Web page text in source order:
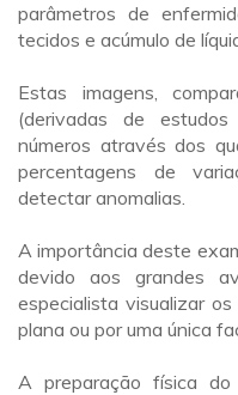
parâmetros de
tecidos e acúmulo de
Estas imagens,
(derivadas de estudos
números através dos
percentagens de
detectar anomalias.
A importância deste
devido aos grandes
especialista visualizar
plana ou por uma única
A preparação física